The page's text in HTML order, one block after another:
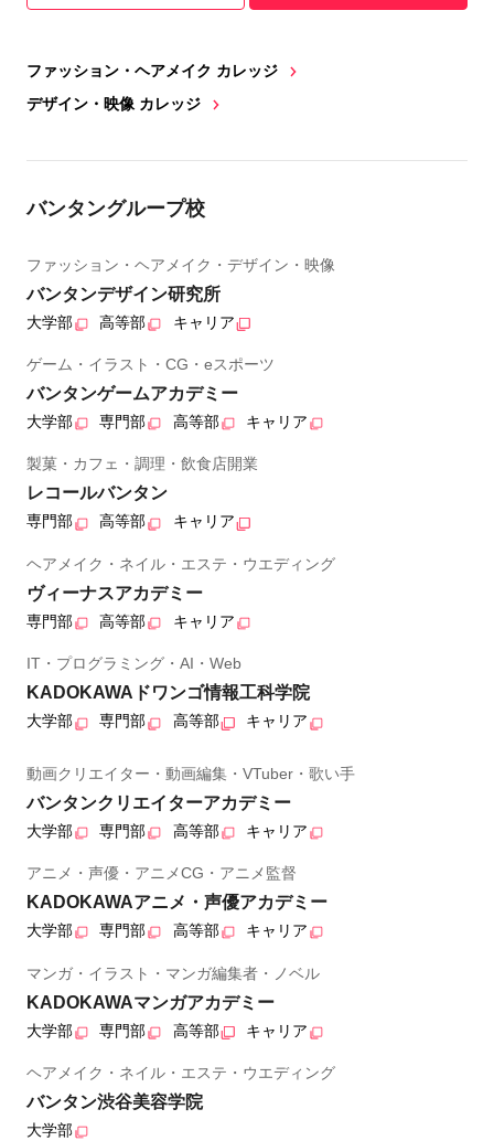
ファッション・ヘアメイク カレッジ
デザイン・映像 カレッジ
バンタングループ校
ファッション・ヘアメイク・デザイン・映像
バンタンデザイン研究所
大学部 高等部 キャリア
ゲーム・イラスト・CG・eスポーツ
バンタンゲームアカデミー
大学部 専門部 高等部 キャリア
製菓・カフェ・調理・飲食店開業
レコールバンタン
専門部 高等部 キャリア
ヘアメイク・ネイル・エステ・ウエディング
ヴィーナスアカデミー
専門部 高等部 キャリア
IT・プログラミング・AI・Web
KADOKAWAドワンゴ情報工科学院
大学部 専門部 高等部 キャリア
動画クリエイター・動画編集・VTuber・歌い手
バンタンクリエイターアカデミー
大学部 専門部 高等部 キャリア
アニメ・声優・アニメCG・アニメ監督
KADOKAWAアニメ・声優アカデミー
大学部 専門部 高等部 キャリア
マンガ・イラスト・マンガ編集者・ノベル
KADOKAWAマンガアカデミー
大学部 専門部 高等部 キャリア
ヘアメイク・ネイル・エステ・ウエディング
バンタン渋谷美容学院
大学部